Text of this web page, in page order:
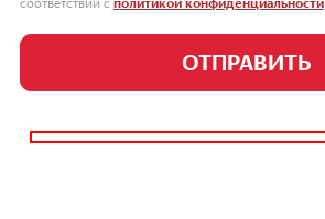
соответствии с политикой конфиденциальности